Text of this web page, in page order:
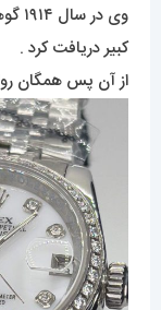
کبیر دریافت کرد .
از آن پس همگان